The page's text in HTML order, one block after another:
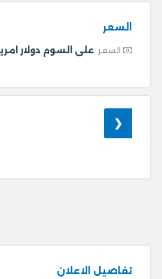
السعر
السعر على السوم دولار امريكى
❮
تفاصيل الاعلان